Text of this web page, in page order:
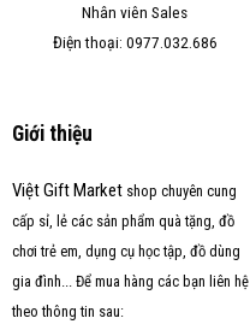
Nhân viên Sales
Điện thoại: 0977.032.686
Giới thiệu
Việt Gift Marketshop chuyên cung
cấp sỉ, lẻ các sản phẩm quà tặng, đồ
chơi trẻ em, dụng cụ học tập, đồ dùng
gia đình... Để mua hàng các bạn liên hệ
theo thông tin sau: